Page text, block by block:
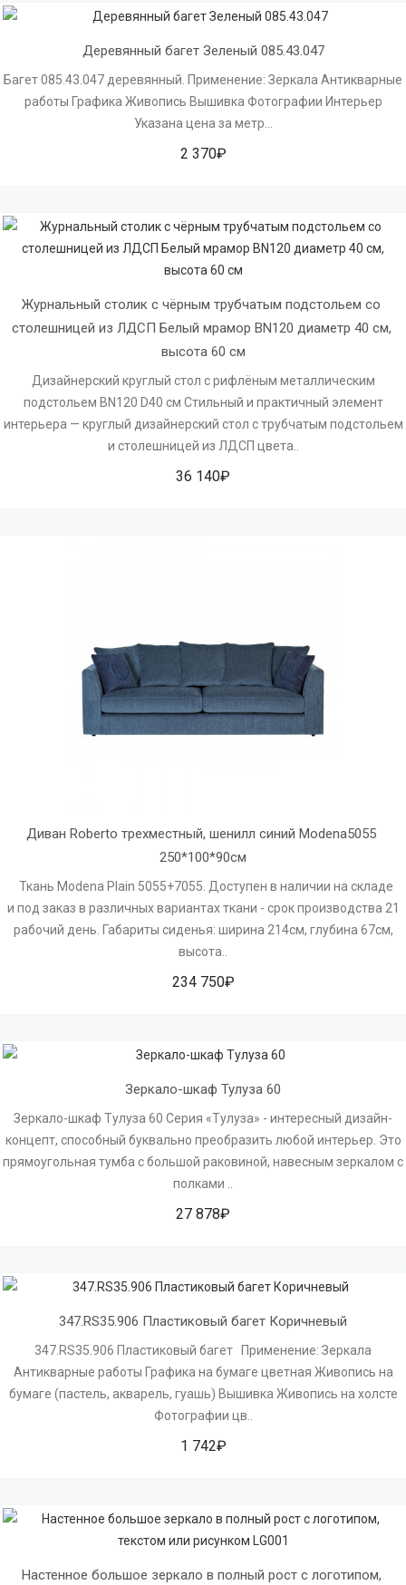
Деревянный багет Зеленый 085.43.047
Багет 085.43.047 деревянный. Применение: Зеркала Антикварные
работы Графика Живопись Вышивка Фотографии Интерьер
Указана цена за метр...
2 370₽
Журнальный столик с чёрным трубчатым подстольем со
столешницей из ЛДСП Белый мрамор BN120 диаметр 40 см,
высота 60 см
Дизайнерский круглый стол с рифлёным металлическим
подстольем BN120 D40 см Стильный и практичный элемент
интерьера — круглый дизайнерский стол с трубчатым подстольем
и столешницей из ЛДСП цвета..
36 140₽
Диван Roberto трехместный, шенилл синий Modenа5055
250*100*90см
Ткань Modena Plain 5055+7055. Доступен в наличии на складе
и под заказ в различных вариантах ткани - срок производства 21
рабочий день. Габариты сиденья: ширина 214см, глубина 67см,
высота..
234 750₽
Зеркало-шкаф Тулуза 60
Зеркало-шкаф Тулуза 60 Серия «Тулуза» - интересный дизайн-
концепт, способный буквально преобразить любой интерьер. Это
прямоугольная тумба с большой раковиной, навесным зеркалом с
полками ..
27 878₽
347.RS35.906 Пластиковый багет Коричневый
347.RS35.906 Пластиковый багет Применение: Зеркала
Антикварные работы Графика на бумаге цветная Живопись на
бумаге (пастель, акварель, гуашь) Вышивка Живопись на холсте
Фотографии цв..
1 742₽
Настенное большое зеркало в полный рост с логотипом,